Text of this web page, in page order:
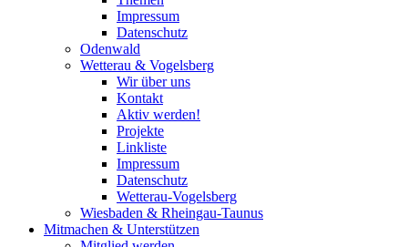
Impressum
Datenschutz
Odenwald
Wetterau & Vogelsberg
Wir über uns
Kontakt
Aktiv werden!
Projekte
Linkliste
Impressum
Datenschutz
Wetterau-Vogelsberg
Wiesbaden & Rheingau-Taunus
Mitmachen & Unterstützen